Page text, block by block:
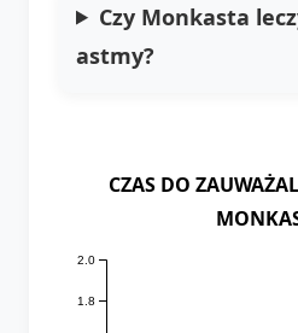
Czy Monkasta
astmy?
CZAS DO
1.8
2.0